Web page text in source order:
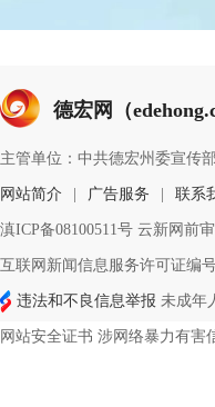
德宏网（
主管单位：中共德宏州委宣传部
网站简介 广告服务 联系
滇ICP备08100511号 云新网前
互联网新闻信息服务许可证编号
违法和不良信息举报 未成年
网站安全证书 涉网络暴力有害